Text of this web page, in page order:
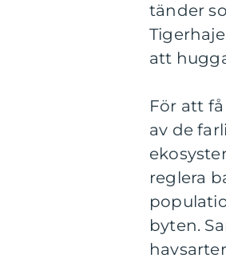
tänder
att
För att
av de
reglera
byten.